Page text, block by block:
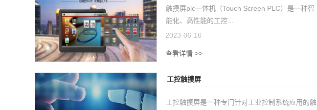
触摸屏plc一体机（Touch Screen PLC）是一种智
能化、高性能的工控...
2023-06-16
查看详情 >>
工控触摸屏
工控触摸屏是一种专门针对工业控制系统应用的触